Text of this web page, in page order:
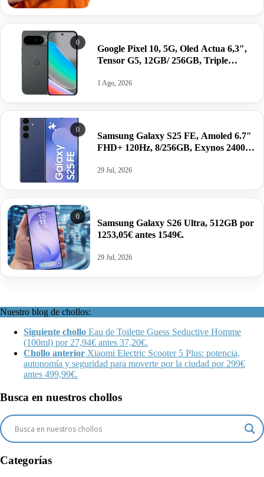
0
Google Pixel 10, 5G, Oled Actua 6,3″,
Tensor G5, 12GB/ 256GB, Triple
por 599€.
1 Ago, 2026
0
Samsung Galaxy S25 FE, Amoled 6.7″
FHD+ 120Hz, 8/256GB, Exynos 2400,
por 569€ antes 799€.
29 Jul, 2026
0
Samsung Galaxy S26 Ultra, 512GB por
1253,05€ antes 1549€.
29 Jul, 2026
Nuestro blog de chollos:
Siguiente chollo Eau de Toilette Guess Seductive Homme
(100ml) por 27,94€ antes 37,20€.
Chollo anterior Xiaomi Electric Scooter 5 Plus: potencia,
autonomía y seguridad para moverte por la ciudad por 299€
antes 499,99€.
Busca en nuestros chollos
Categorías